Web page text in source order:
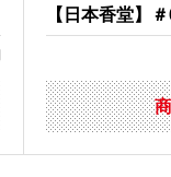
【日本香堂】